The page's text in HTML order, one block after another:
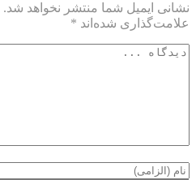
نشانی ایمیل شما منتشر نخواهد شد.
علامت‌گذاری شده‌اند *